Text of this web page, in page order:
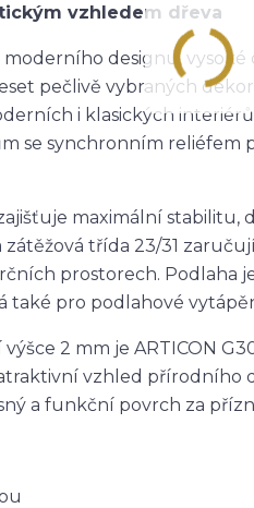
vzhledem dřeva
designu, vysoké
pečlivě vybraných
i klasických
se synchronním reliéfem
maximální stabilitu,
třída 23/31
prostorech. Podlaha
také pro podlahové
2 mm je ARTICON
vzhled přírodního
a funkční povrch za